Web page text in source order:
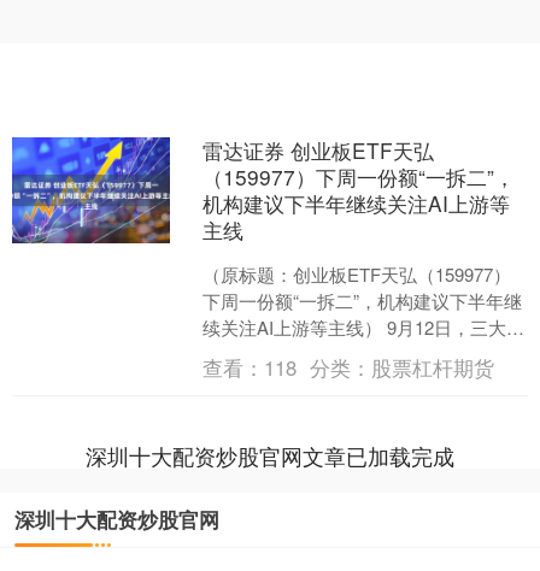
雷达证券 创业板ETF天弘
（159977）下周一份额“一拆二”，
机构建议下半年继续关注AI上游等
主线
（原标题：创业板ETF天弘（159977）
下周一份额“一拆二”，机构建议下半年继
续关注AI上游等主线） 9月12日，三大指
数开盘涨跌不一，截至发稿集体翻红，
创业....
查看： 118 分类： 股票杠杆期货
深圳十大配资炒股官网文章已加载完成
深圳十大配资炒股官网